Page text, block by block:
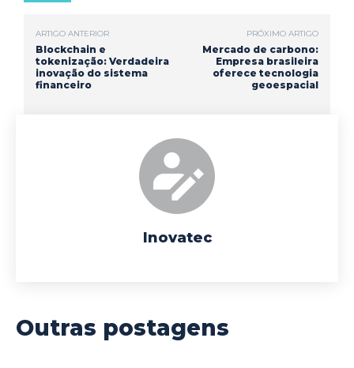
ARTIGO ANTERIOR
Blockchain e
tokenização: Verdadeira
inovação do sistema
financeiro
PRÓXIMO ARTIGO
Mercado de carbono:
Empresa brasileira
oferece tecnologia
geoespacial
Inovatec
Outras postagens